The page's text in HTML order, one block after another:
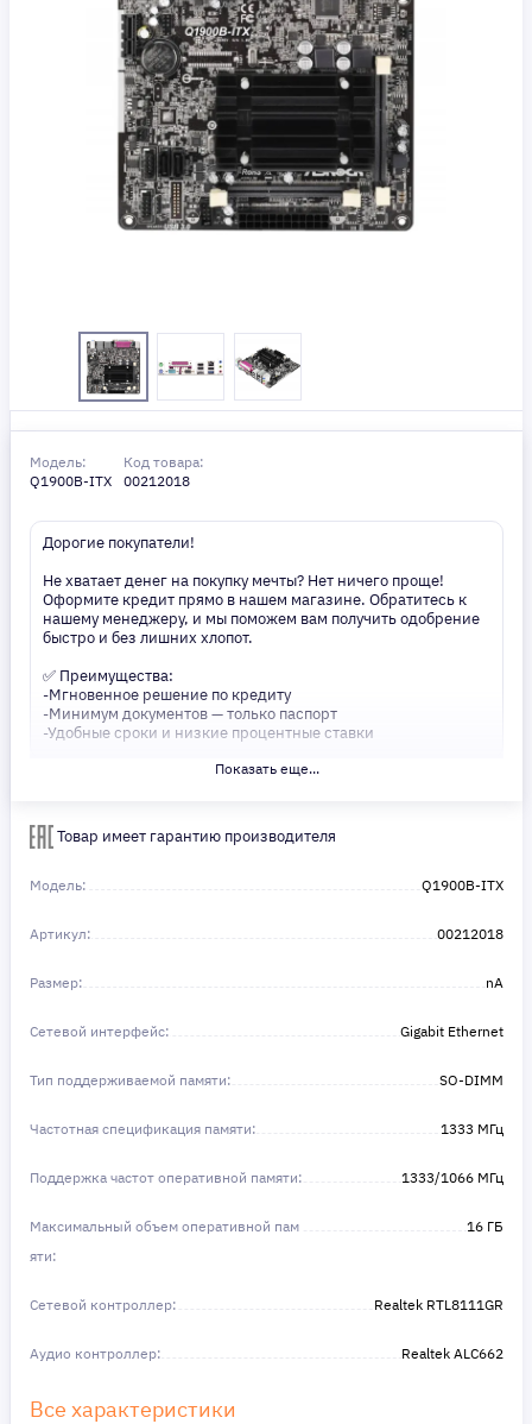
Модель:
Q1900B-ITX
Код товара:
00212018
Дорогие покупатели!
Не хватает денег на покупку мечты? Нет ничего проще!
Оформите кредит прямо в нашем магазине. Обратитесь к
нашему менеджеру, и мы поможем вам получить одобрение
быстро и без лишних хлопот.
✅ Преимущества:
-Мгновенное решение по кредиту
-Минимум документов — только паспорт
-Удобные сроки и низкие процентные ставки
Не откладывайте свои желания на потом! Получите то, что
Показать еще...
Товар имеет гарантию производителя
Модель: Q1900B-ITX
Артикул: 00212018
Размер: nA
Сетевой интерфейс: Gigabit Ethernet
Тип поддерживаемой памяти: SO-DIMM
Частотная спецификация памяти: 1333 МГц
Поддержка частот оперативной памяти: 1333/1066 МГц
Максимальный объем оперативной пам
яти:
16 ГБ
Сетевой контроллер: Realtek RTL8111GR
Аудио контроллер: Realtek ALC662
Все характеристики